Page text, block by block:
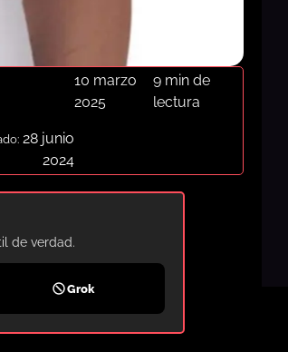
28 junio
2024
10 marzo
2025
9 min de
lectura
de verdad.
Grok